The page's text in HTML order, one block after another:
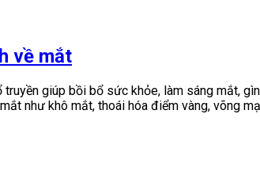
về mắt
giúp bồi bổ sức khỏe, làm sáng mắt,
như khô mắt, thoái hóa điểm vàng, võng